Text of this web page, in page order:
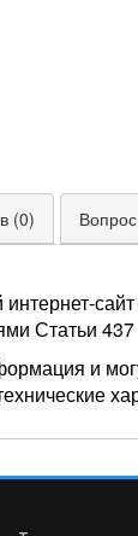
(0)
интернет-
Статьи
и